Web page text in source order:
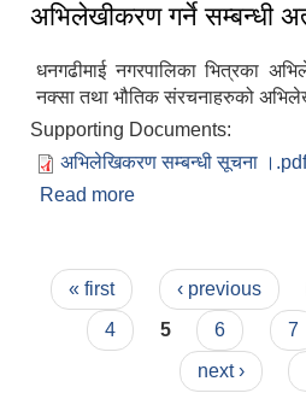
अभिलेखीकरण गर्ने सम्बन्धी
धनगढीमाई नगरपालिका भित्रका
नक्सा तथा भौतिक संरचनाहरुको
Supporting Documents:
अभिलेखिकरण सम्बन्धी सूचना ।.pdf
Read more
Pages
« first ‹ previous
4
5 6 7
next ›